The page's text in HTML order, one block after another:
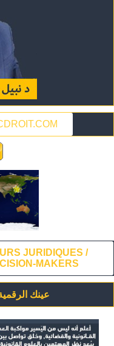
JURIDIQUES /
MAKERS
عينك